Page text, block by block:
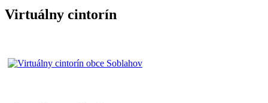
Virtuálny cintorín